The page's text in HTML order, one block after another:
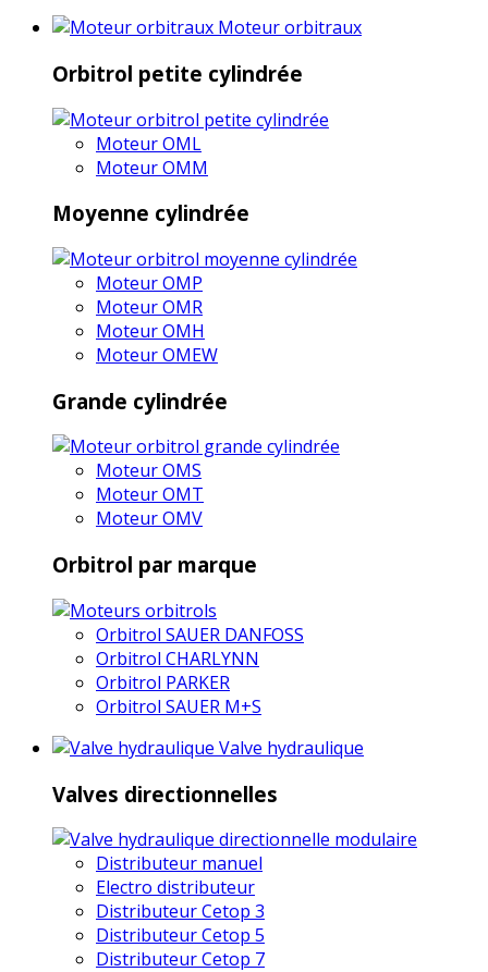
Moteur orbitraux
Orbitrol petite cylindrée
Moteur OML
Moteur OMM
Moyenne cylindrée
Moteur OMP
Moteur OMR
Moteur OMH
Moteur OMEW
Grande cylindrée
Moteur OMS
Moteur OMT
Moteur OMV
Orbitrol par marque
Orbitrol SAUER DANFOSS
Orbitrol CHARLYNN
Orbitrol PARKER
Orbitrol SAUER M+S
Valve hydraulique
Valves directionnelles
Distributeur manuel
Electro distributeur
Distributeur Cetop 3
Distributeur Cetop 5
Distributeur Cetop 7